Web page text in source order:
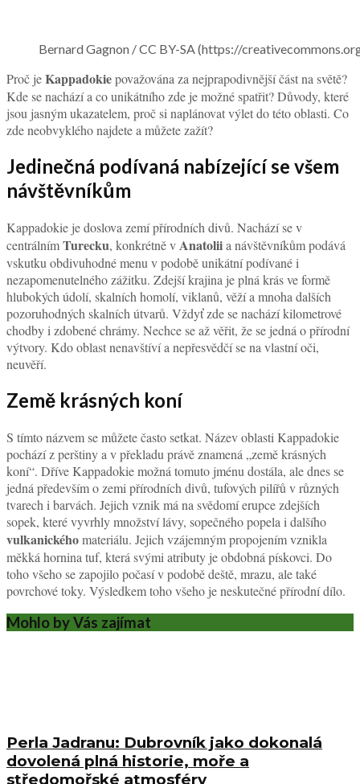
Bernard Gagnon / CC BY-SA (https://
Proč jeKappadokiepovažována za nejprapodivnější část na světě?
Kde se nachází a co unikátního zde je možné spatřit? Důvody, které
jsou jasným ukazatelem, proč si naplánovat výlet do této oblasti. Co
zde neobvyklého najdete a můžete zažít?
Jedinečná podívaná nabízející se všem
návštěvníkům
Kappadokie je doslova zemí přírodních divů. Nachází se v
centrálnímTurecku, konkrétně vAnatoliia návštěvníkům podává
vskutku obdivuhodné menu v podobě unikátní podívané i
nezapomenutelného zážitku. Zdejší krajina je plná krás ve formě
hlubokých údolí, skalních homolí, viklanů, věží a mnoha dalších
pozoruhodných skalních útvarů. Vždyť zde se nachází kilometrové
chodby i zdobené chrámy. Nechce se až věřit, že se jedná o přírodní
výtvory. Kdo oblast nenavštíví a nepřesvědčí se na vlastní oči,
neuvěří.
Země krásných koní
S tímto názvem se můžete často setkat. Název oblasti Kappadokie
pochází z perštiny a v překladu právě znamená „země krásných
koní“. Dříve Kappadokie možná tomuto jménu dostála, ale dnes se
jedná především o zemi přírodních divů, tufových pilířů v různých
tvarech i barvách. Jejich vznik má na svědomí erupce zdejších
sopek, které vyvrhly množství lávy, sopečného popela i dalšího
vulkanickéhomateriálu. Jejich vzájemným propojením vznikla
měkká hornina tuf, která svými atributy je obdobná pískovci. Do
toho všeho se zapojilo počasí v podobě deště, mrazu, ale také
povrchové toky. Výsledkem toho všeho je neskutečné přírodní dílo.
Mohlo by Vás zajímat
Perla Jadranu: Dubrovník jako dokonalá
dovolená plná historie, moře a
středomořské atmosféry